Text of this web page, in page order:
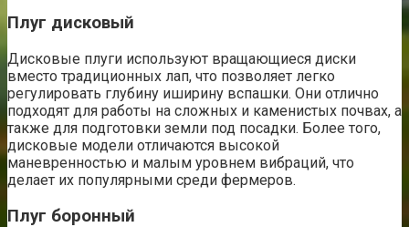
Плуг дисковый
Дисковые плуги используют вращающиеся диски
вместо традиционных лап, что позволяет легко
регулировать глубину иширину вспашки. Они отлично
подходят для работы на сложных и каменистых почвах, а
также для подготовки земли под посадки. Более того,
дисковые модели отличаются высокой
маневренностью и малым уровнем вибраций, что
делает их популярными среди фермеров.
Плуг боронный